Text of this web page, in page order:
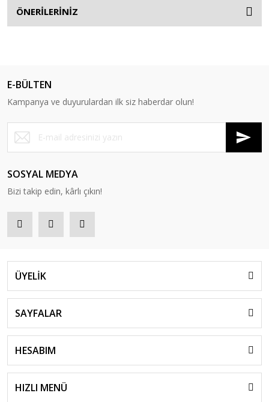
ÖNERİLERİNİZ
E-BÜLTEN
Kampanya ve duyurulardan ilk siz haberdar olun!
SOSYAL MEDYA
Bizi takip edin, kârlı çıkın!
ÜYELİK
SAYFALAR
HESABIM
HIZLI MENÜ